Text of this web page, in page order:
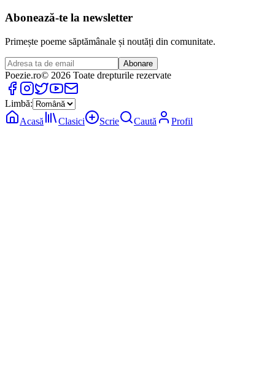
Abonează-te la newsletter
Primește poeme săptămânale și noutăți din comunitate.
Abonare
Poezie.ro© 2026 Toate drepturile rezervate
Limbă:
Acasă
Clasici Scrie Caută Profil